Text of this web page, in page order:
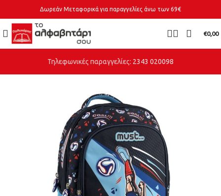
Δωρεάν Μεταφορικά για παραγγελίες άνω των 69€
€0,00
Τηλεφωνικές παραγγελίες: 2343 020098